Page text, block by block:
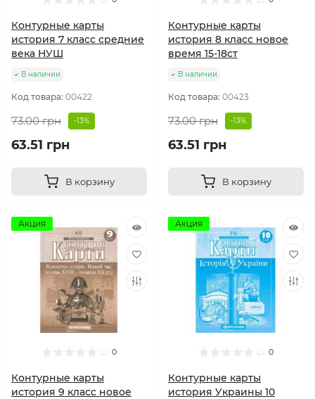
Контурные карты
история 7 класс средние
века НУШ
В наличии
Код товара: 00422
73.00 грн -13%
63.51 грн
В корзину
Контурные карты
история 8 класс новое
время 15-18ст
В наличии
Код товара: 00423
73.00 грн -13%
63.51 грн
В корзину
Акция
0
Контурные карты
история 9 класс новое
Акция
0
Контурные карты
история Украины 10